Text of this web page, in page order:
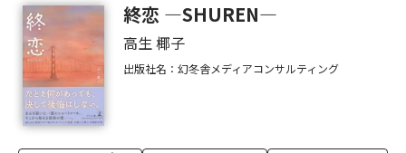
終恋 —SHUREN—
高生 椰子
出版社名：幻冬舎メディアコンサルティング